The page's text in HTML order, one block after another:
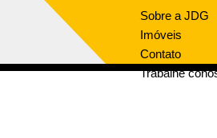
Sobre a JDG
Imóveis
Contato
Trabalhe